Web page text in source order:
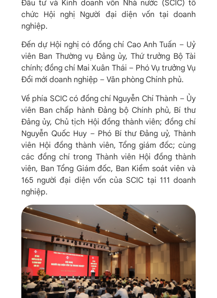
Đầu tư và Kinh doanh vốn Nhà nước (SCIC) tổ
chức Hội nghị Người đại diện vốn tại doanh
nghiệp.
Đến dự Hội nghị có đồng chí Cao Anh Tuấn – Uỷ
viên Ban Thường vụ Đảng ủy, Thứ trưởng Bộ Tài
chính; đồng chí Mai Xuân Thái – Phó Vụ trưởng Vụ
Đổi mới doanh nghiệp – Văn phòng Chính phủ.
Về phía SCIC có đồng chí Nguyễn Chí Thành – Ủy
viên Ban chấp hành Đảng bộ Chính phủ, Bí thư
Đảng ủy, Chủ tịch Hội đồng thành viên; đồng chí
Nguyễn Quốc Huy – Phó Bí thư Đảng uỷ, Thành
viên Hội đồng thành viên, Tổng giám đốc; cùng
các đồng chí trong Thành viên Hội đồng thành
viên, Ban Tổng Giám đốc, Ban Kiểm soát viên và
165 người đại diện vốn của SCIC tại 111 doanh
nghiệp.